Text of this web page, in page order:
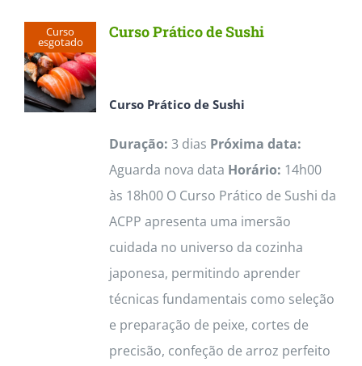
Curso
esgotado
Curso Prático de Sushi
Curso Prático de Sushi
Duração: 3 dias Próxima data:
Aguarda nova data Horário: 14h00
às 18h00 O Curso Prático de Sushi da
ACPP apresenta uma imersão
cuidada no universo da cozinha
japonesa, permitindo aprender
técnicas fundamentais como seleção
e preparação de peixe, cortes de
precisão, confeção de arroz perfeito